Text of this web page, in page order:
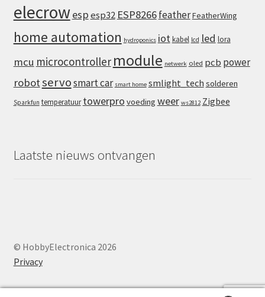
elecrowespesp32 ESP8266featherFeatherWing
home automation hydroponics iot kabel lcd led lora
mcu microcontroller module netwerk oled pcb power
robotservosmart car smart home smlight_tech solderen
Sparkfun temperatuur towerpro voeding weer ws2812 Zigbee
Laatste nieuws ontvangen
© HobbyElectronica 2026
Privacy